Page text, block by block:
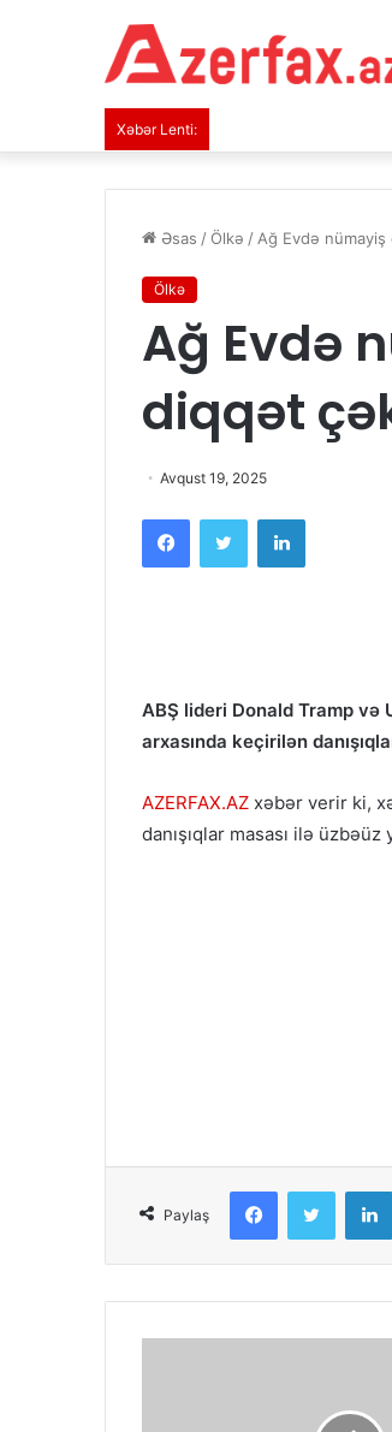
Xəbər Lenti:
Əsas /Ölkə / Ağ Evdə
Ölkə
Ağ Evdə
diqqət
Avqust 19, 2025
ABŞ lideri Donald Tramp və
arxasında keçirilən
AZERFAX.AZ xəbər verir ki,
danışıqlar masası ilə
Paylaş